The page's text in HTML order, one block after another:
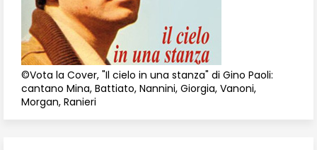
©Vota la Cover, "Il cielo in una stanza" di Gino Paoli:
cantano Mina, Battiato, Nannini, Giorgia, Vanoni,
Morgan, Ranieri